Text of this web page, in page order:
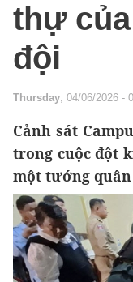
thự
đội
Thursday, 04/06/2026 -
Cảnh sát
trong cuộc đột
một tướng quân